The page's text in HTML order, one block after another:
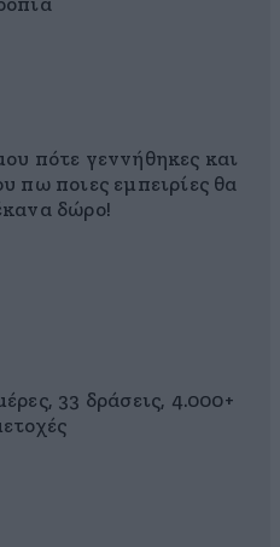
πότε γεννήθηκες και
πω ποιες εμπειρίες θα
δώρο!
33 δράσεις, 4.000+